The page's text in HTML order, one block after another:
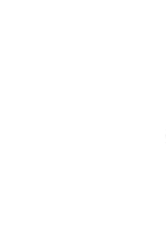
Ürün resmi
Ürün
Ürün
Ürün fiyatı diğer
Bu ürüne